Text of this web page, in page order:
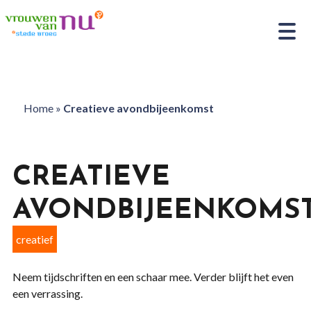
Home» Creatieve avondbijeenkomst
CREATIEVE
creatief
Neem tijdschriften en een schaar mee. Verder blijft het even
een verrassing.